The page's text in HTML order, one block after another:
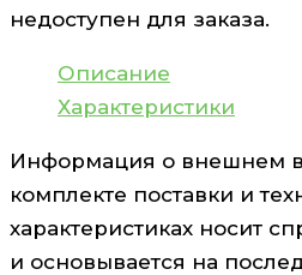
недоступен для заказа.
Описание
Характеристики
Информация о внешнем
комплекте поставки и
характеристиках носит
и основывается на